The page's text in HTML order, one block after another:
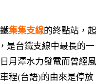
集集支線的終點站，起
是台鐵支線中最長的一
月潭水力發電而曾經風
程(台語)的由來是停放